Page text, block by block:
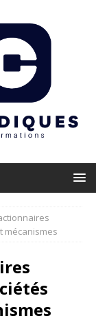
mécanismes